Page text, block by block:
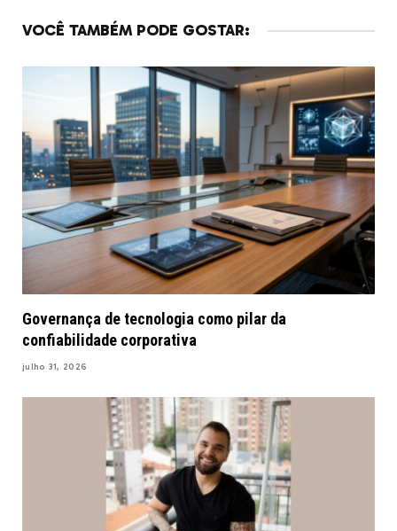
VOCÊ TAMBÉM PODE GOSTAR:
Governança de tecnologia como pilar da
confiabilidade corporativa
julho 31, 2026